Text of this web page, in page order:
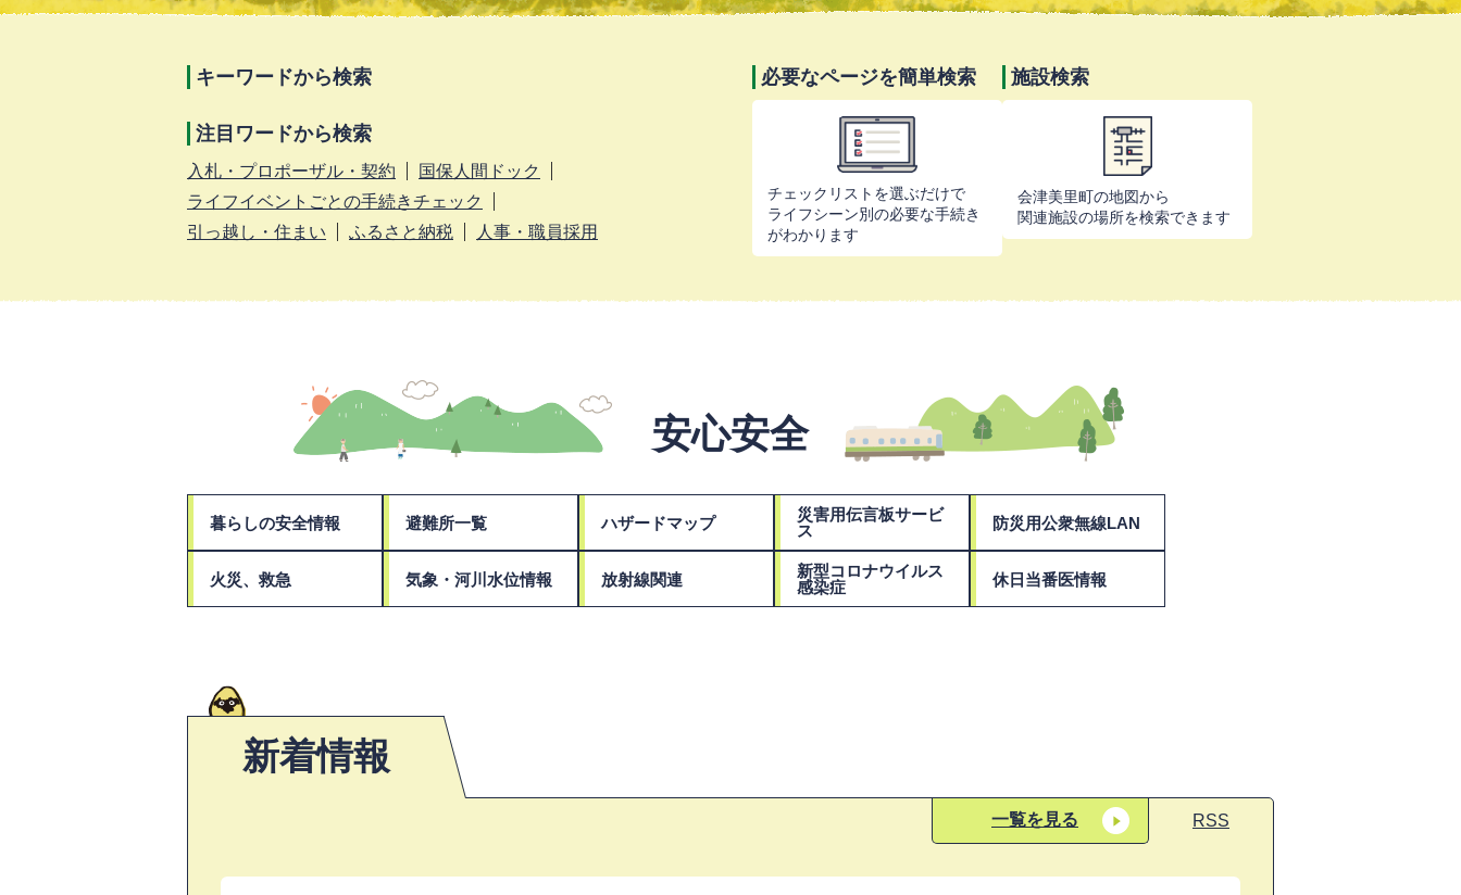
キーワードから検索
注目ワードから検索
入札・プロポーザル・契約
国保人間ドック
ライフイベントごとの手続きチェック
引っ越し・住まい
ふるさと納税 人事・職員採用
必要なページを簡単検索
チェックリストを選ぶだけで
ライフシーン別の必要な手続き
がわかります
施設検索
会津美里町の地図から
関連施設の場所を検索できます
安心安全
暮らしの安全情報 避難所一覧 ハザードマップ
災害用伝言板サービ
ス
防災用公衆無線LAN
火災、救急 気象・河川水位情報 放射線関連
新型コロナウイルス
感染症
休日当番医情報
新着情報
一覧を見る RSS